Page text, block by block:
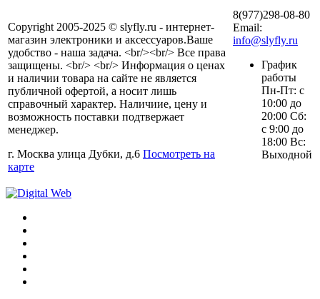
Copyright 2005-2025 © slyfly.ru - интернет-
магазин электроники и аксессуаров.Ваше
удобство - наша задача. <br/><br/> Все права
защищены. <br/> <br/> Информация о ценах
и наличии товара на сайте не является
публичной офертой, а носит лишь
справочный характер. Наличиие, цену и
возможность поставки подтвержает
менеджер.
г. Москва улица Дубки, д.6 Посмотреть на
карте
8(977)298-08-80
Email:
info@slyfly.ru
График
работы
Пн-Пт: с
10:00 до
20:00 Сб:
с 9:00 до
18:00 Вс:
Выходной